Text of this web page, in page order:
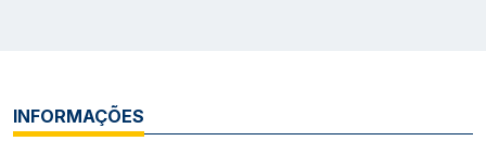
INFORMAÇÕES